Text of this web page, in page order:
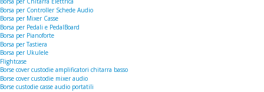
Borsa per Controller Schede Audio
Borsa per Mixer Casse
Borsa per Pedali e PedalBoard
Borsa per Pianoforte
Borsa per Tastiera
Borsa per Ukulele
Flightcase
Borse cover custodie amplificatori chitarra basso
Borse cover custodie mixer audio
Borse custodie casse audio portatili